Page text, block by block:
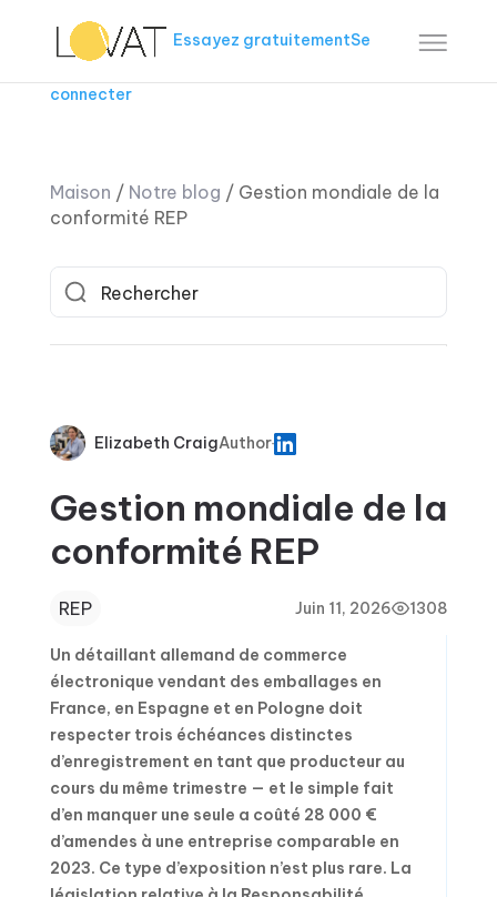
Essayez gratuitementSe
connecter
Maison / Notre blog / Gestion mondiale de la
conformité REP
Elizabeth CraigAuthor
Gestion mondiale de la
conformité REP
REP Juin 11, 2026 1308
Un détaillant allemand de commerce
électronique vendant des emballages en
France, en Espagne et en Pologne doit
respecter trois échéances distinctes
d’enregistrement en tant que producteur au
cours du même trimestre — et le simple fait
d’en manquer une seule a coûté 28 000 €
d’amendes à une entreprise comparable en
2023. Ce type d’exposition n’est plus rare. La